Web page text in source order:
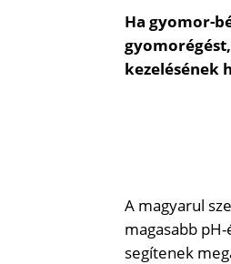
Ha gyomor-
kezelésének
A magyarul
magasabb
segítenek